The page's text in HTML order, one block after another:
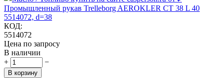
Промышленный рукав Trelleborg AEROKLER CT 38 L 40
5514072, d=38
КОД:
5514072
Цена по запросу
В наличии
+
−
В корзину